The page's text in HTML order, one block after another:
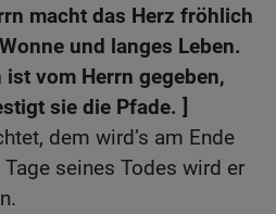
macht das Herz fröhlich
und langes Leben.
ist vom Herrn gegeben,
sie die Pfade. ]
dem wird’s am Ende
seines Todes wird er